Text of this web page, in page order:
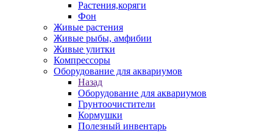
Растения,коряги
Фон
Живые растения
Живые рыбы, амфибии
Живые улитки
Компрессоры
Оборудование для аквариумов
Назад
Оборудование для аквариумов
Грунтоочистители
Кормушки
Полезный инвентарь